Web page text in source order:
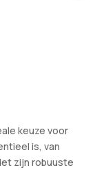
keuze voor
is, van
zijn robuuste